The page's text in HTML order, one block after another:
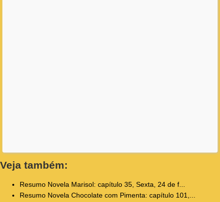
Veja também:
Resumo Novela Marisol: capítulo 35, Sexta, 24 de f...
Resumo Novela Chocolate com Pimenta: capítulo 101,...